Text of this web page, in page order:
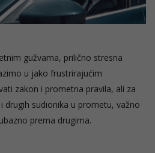
gužvama, prilično stresna
u jako frustrirajućim
zakon i prometna pravila, ali za
drugih sudionika u prometu, važno
prema drugima.